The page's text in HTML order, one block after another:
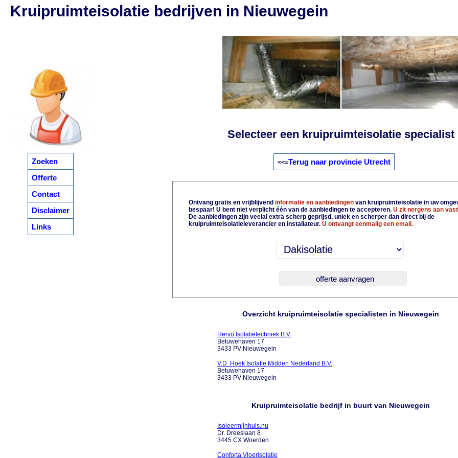
Zoeken
Offerte
Contact
Disclaimer
Links
Kruipruimteisolatie bedrijven in Nieuwegein
Selecteer een kruipruimteisolatie specialist
<<=Terug naar provincie Utrecht
Ontvang gratis en vrijblijvend informatie en aanbiedingenvan kruipruimteisolatie in uw
bespaar! U bent niet verplicht één van de aanbiedingen te accepteren. U zit nergens aan
De aanbiedingen zijn veelal extra scherp geprijsd, uniek en scherper dan direct bij de
kruipruimteisolatieleverancier en installateur. U ontvangt eenmalig een email.
Overzicht kruipruimteisolatie specialisten in Nieuwegein
Hervo Isolatietechniek B.V.
Betuwehaven 17
3433 PV Nieuwegein
V.D. Hoek Isolatie Midden Nederland B.V.
Betuwehaven 17
3433 PV Nieuwegein
Kruipruimteisolatie bedrijf in buurt van Nieuwegein
Isoleermijnhuis.nu
Dr. Dreeslaan 8
3445 CX Woerden
Conforta Vloerisolatie